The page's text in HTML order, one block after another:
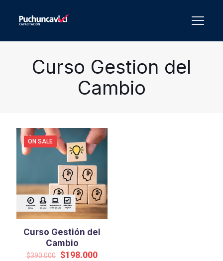
Curso Gestion del
Cambio
ON SALE
Curso Gestión del
Cambio
$390.000 Original
$198.000Current